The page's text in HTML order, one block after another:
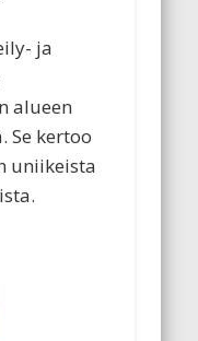
ja
alueen
Se kertoo
uniikeista